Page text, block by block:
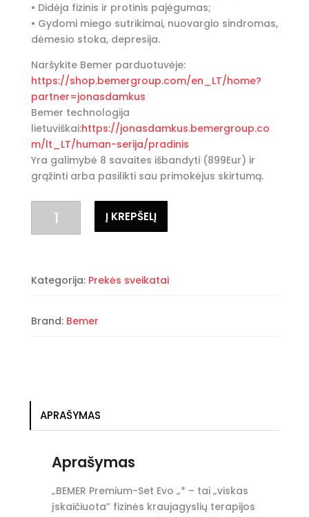
• Didėja fizinis ir protinis pajėgumas;
• Gydomi miego sutrikimai, nuovargio sindromas,
dėmesio stoka, depresija.
Naršykite Bemer parduotuvėje:
https://shop.bemergroup.com/en_LT/home?
partner=jonasdamkus
Bemer technologija
lietuviškai:https://jonasdamkus.bemergroup.co
m/lt_LT/human-serija/pradinis
Yra galimybė 8 savaites išbandyti (899Eur) ir
grąžinti arba pasilikti sau primokėjus skirtumą.
kiekis:
Evo
Į KREPŠELĮ
Kategorija: Prekės sveikatai
Brand: Bemer
APRAŠYMAS
Aprašymas
„BEMER Premium-Set Evo „* – tai „viskas
įskaičiuota” fizinės kraujagyslių terapijos